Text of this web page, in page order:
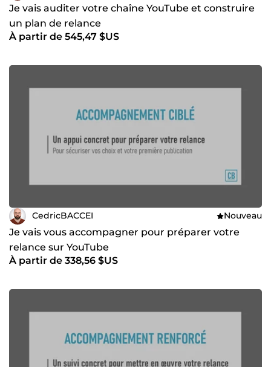
Je vais auditer votre chaîne YouTube et construire
un plan de relance
À partir de 545,47 $US
CedricBACCEI Nouveau
Je vais vous accompagner pour préparer votre
relance sur YouTube
À partir de 338,56 $US